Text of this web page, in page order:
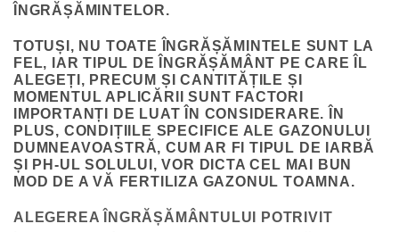
ÎNGRĂȘĂMINTELOR.
TOTUȘI, NU TOATE ÎNGRĂȘĂMINTELE SUNT LA
FEL, IAR TIPUL DE ÎNGRĂȘĂMÂNT PE CARE ÎL
ALEGEȚI, PRECUM ȘI CANTITĂȚILE ȘI
MOMENTUL APLICĂRII SUNT FACTORI
IMPORTANȚI DE LUAT ÎN CONSIDERARE. ÎN
PLUS, CONDIȚIILE SPECIFICE ALE GAZONULUI
DUMNEAVOASTRĂ, CUM AR FI TIPUL DE IARBĂ
ȘI PH-UL SOLULUI, VOR DICTA CEL MAI BUN
MOD DE A VĂ FERTILIZA GAZONUL TOAMNA.
ALEGEREA ÎNGRĂȘĂMÂNTULUI POTRIVIT